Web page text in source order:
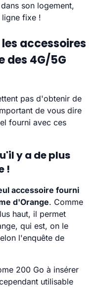
son logement,
ligne fixe !
accessoires
des 4G/5G
pas d'obtenir de
de vous dire
fourni avec ces
y a de plus
!
accessoire fourni
d'Orange. Comme
haut, il permet
qui est, on le
l'enquête de
200 Go à insérer
utilisable